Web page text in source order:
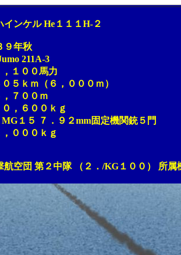
ンケル He１１１H-２
年秋
211A-3
００馬力
ｋｍ（６，０００ｍ）
７００ｍ
６００ｋｇ
７．９２mm固定機関銃５門
０００ｋｇ
空団 第２中隊 （２．/KG１００） 所属